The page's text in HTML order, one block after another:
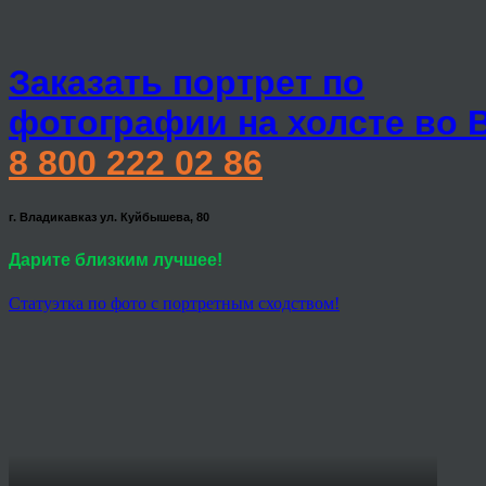
Заказать портрет по
фотографии на холсте во
8 800 222 02 86
г. Владикавказ ул. Куйбышева, 80
Дарите близким лучшее!
Статуэтка по фото с портретным сходством!